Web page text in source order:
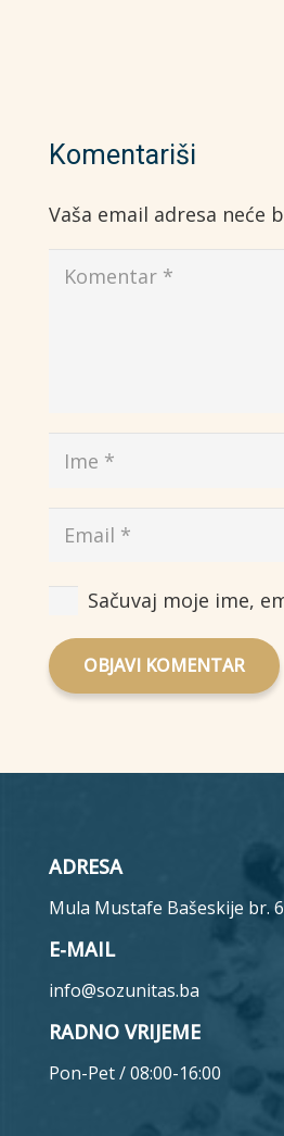
Komentariši
Vaša email adresa neće
Sačuvaj moje ime,
OBJAVI KOMENTAR
ADRESA
Mula Mustafe Bašeskije br.
E-MAIL
info@sozunitas.ba
RADNO VRIJEME
Pon-Pet / 08:00-16:00